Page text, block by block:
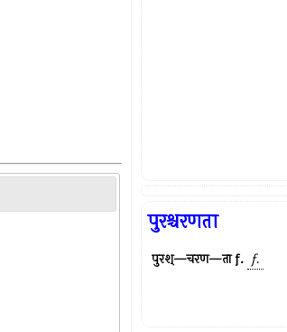
पुरश्चरणता
पुरश्—चरण—ताf. f.